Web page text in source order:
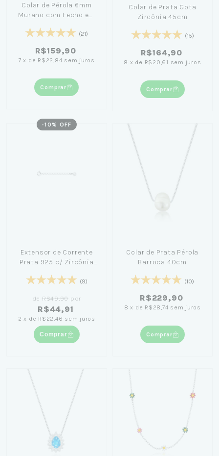
Colar de Pérola 6mm
Murano com Fecho em
(21)
R$159,90
7 x de R$22,84 sem juros
Comprar
Colar de Prata Gota
Zircônia 45cm
(15)
R$164,90
8 x de R$20,61 sem juros
Comprar
-10 % OFF
Extensor de Corrente
Prata 925 c/ Zircônia
(9)
de R$49,90 por
R$44,91
2 x de R$22,46 sem juros
Comprar
Colar de Prata Pérola
Barroca 40cm
(10)
R$229,90
8 x de R$28,74 sem juros
Comprar